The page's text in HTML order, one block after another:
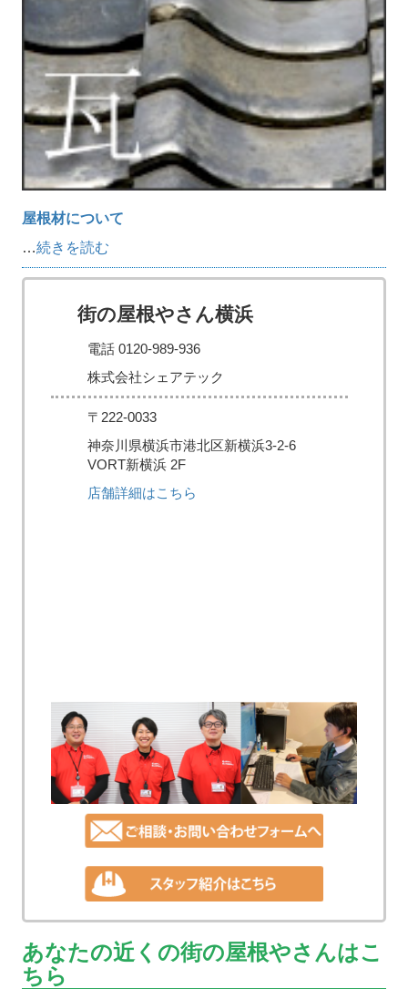
屋根材について
…続きを読む
街の屋根やさん横浜
電話 0120-989-936
株式会社シェアテック
〒222-0033
神奈川県横浜市港北区新横浜3-2-6
VORT新横浜 2F
店舗詳細はこちら
あなたの近くの街の屋根やさんはこ
ちら